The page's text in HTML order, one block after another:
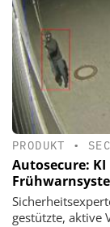
PRODUKT •
Autosecure:
gestützte, aktive